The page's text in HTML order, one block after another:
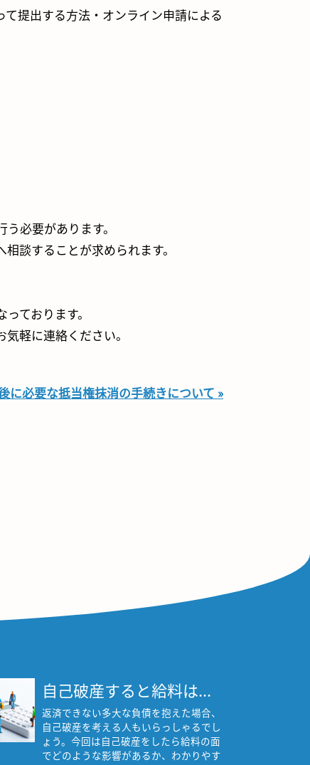
提出する方法・オンライン申請による
必要があります。
談することが求められます。
ております。
軽に連絡ください。
に必要な抵当権抹消の手続きについて »
自己破産すると給料は...
返済できない多大な負債を抱えた場合、
自己破産を考える人もいらっしゃるでし
ょう。今回は自己破産をしたら給料の面
でどのような影響があるか、わかりやす